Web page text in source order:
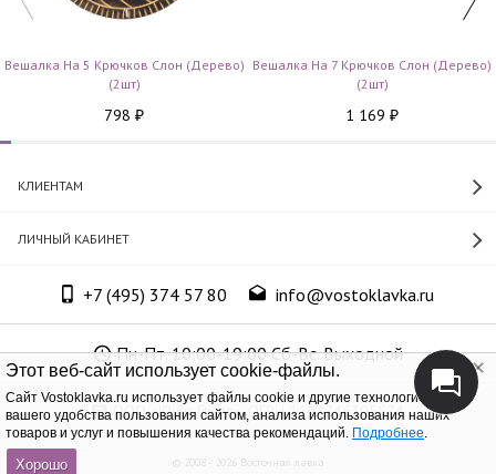
Этот веб-сайт использует cookie-файлы.
Cайт Vostoklavka.ru использует файлы cookie и другие технологии для
вашего удобства пользования сайтом, анализа использования наших
товаров и услуг и повышения качества рекомендаций. Подробнее.
Хорошо
Вешалка На 5 Крючков Слон (дерево)
(2шт)
798 ₽
Вешалка На 7 Крючков Слон (дерево)
(2шт)
1 169 ₽
КЛИЕНТАМ
ЛИЧНЫЙ КАБИНЕТ
+7 (495) 374 57 80 info@vostoklavka.ru
Пн-Пт. 10:00-19:00 Сб-Вс. Выходной
ООО «Юнит Групп», ОГРН 1147746305574